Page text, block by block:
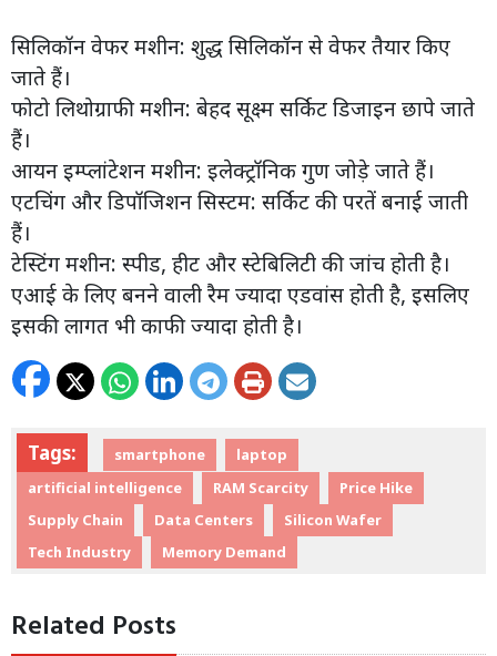
सिलिकॉन वेफर मशीन: शुद्ध सिलिकॉन से वेफर तैयार किए
जाते हैं।
फोटो लिथोग्राफी मशीन: बेहद सूक्ष्म सर्किट डिजाइन छापे जाते
हैं।
आयन इम्प्लांटेशन मशीन: इलेक्ट्रॉनिक गुण जोड़े जाते हैं।
एटचिंग और डिपॉजिशन सिस्टम: सर्किट की परतें बनाई जाती
हैं।
टेस्टिंग मशीन: स्पीड, हीट और स्टेबिलिटी की जांच होती है।
एआई के लिए बनने वाली रैम ज्यादा एडवांस होती है, इसलिए
इसकी लागत भी काफी ज्यादा होती है।
Tags: smartphone
laptop
artificial intelligence
RAM Scarcity
Price Hike
Supply Chain
Data Centers
Silicon Wafer
Tech Industry
Memory Demand
Related Posts